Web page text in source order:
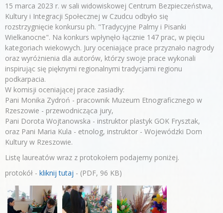
15 marca 2023 r. w sali widowiskowej Centrum Bezpieczeństwa,
Kultury i Integracji Społecznej w Czudcu odbyło się
rozstrzygnięcie konkursu ph. "Tradycyjne Palmy i Pisanki
Wielkanocne". Na konkurs wpłynęło łącznie 147 prac, w pięciu
kategoriach wiekowych. Jury oceniające prace przyznało nagrody
oraz wyróżnienia dla autorów, którzy swoje prace wykonali
inspirując się pięknymi regionalnymi tradycjami regionu
podkarpacia.
W komisji oceniającej prace zasiadły:
Pani Monika Zydroń - pracownik Muzeum Etnograficznego w
Rzeszowie - przewodnicząca jury,
Pani Dorota Wojtanowska - instruktor plastyk GOK Frysztak,
oraz Pani Maria Kula - etnolog, instruktor - Wojewódzki Dom
Kultury w Rzeszowie.
Listę laureatów wraz z protokołem podajemy poniżej.
protokół - kliknij tutaj - (PDF, 96 KB)